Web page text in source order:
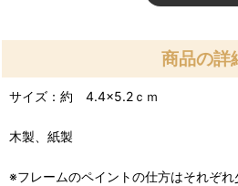
商品の詳
サイズ：約 4.4×5.2ｃｍ
木製、紙製
※フレームのペイントの仕方はそれぞれ